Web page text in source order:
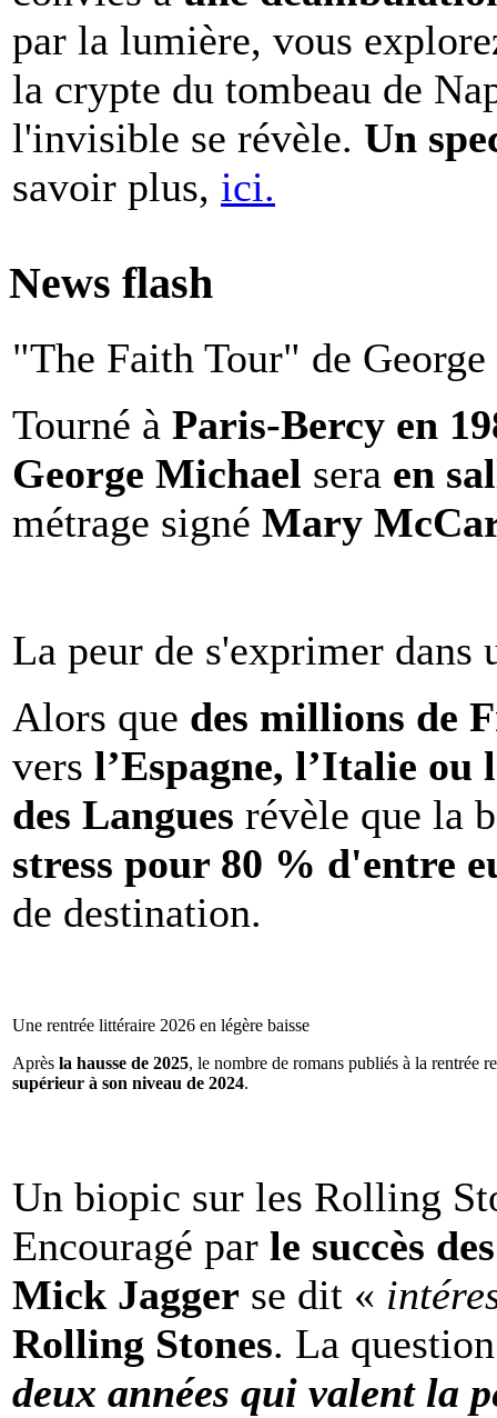
par la lumière, vous
la crypte du tombeau de
l'invisible se révèle. Un
savoir plus, ici.
News flash
"The Faith Tour" de
Tourné à Paris-Bercy en
George Michael sera en
métrage signé Mary
La peur de s'exprimer dans
Alors que des millions de
vers l’Espagne, l’Italie ou
des Langues révèle que la
stress pour 80 % d'entre
de destination.
Une rentrée littéraire 2026 en légère baisse
Après la hausse de 2025, le nombre de romans publiés à la rentrée
supérieur à son niveau de 2024.
Un biopic sur les Rolling
Encouragé par le succès
Mick Jagger se dit «
Rolling Stones. La
deux années qui valent la